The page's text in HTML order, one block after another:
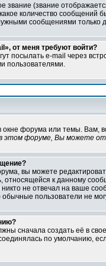
(звание
количество
сообщениями только
от меня требуют войти?
посылать e-mail через
пользователями.
окне форума или темы.
форуме, Вы можете
вы можете
, относящейся к данному
не отвечал на ваше
пользователи не
сначала создать её в
по умолчанию,